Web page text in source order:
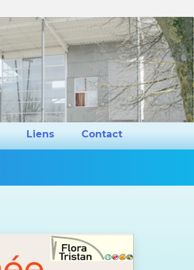
Liens Contact
êtes
Restauration Liens